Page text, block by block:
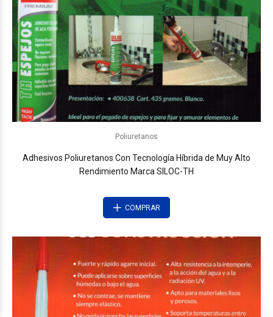
Poliuretanos
Adhesivos Poliuretanos Con Tecnología Híbrida de Muy Alto
Rendimiento Marca SILOC-TH
COMPRAR